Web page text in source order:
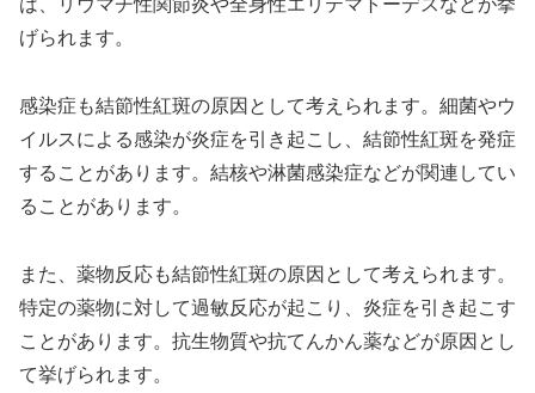
は、リウマチ性関節炎や全身性エリテマトーデスなどが挙
げられます。
感染症も結節性紅斑の原因として考えられます。細菌やウ
イルスによる感染が炎症を引き起こし、結節性紅斑を発症
することがあります。結核や淋菌感染症などが関連してい
ることがあります。
また、薬物反応も結節性紅斑の原因として考えられます。
特定の薬物に対して過敏反応が起こり、炎症を引き起こす
ことがあります。抗生物質や抗てんかん薬などが原因とし
て挙げられます。